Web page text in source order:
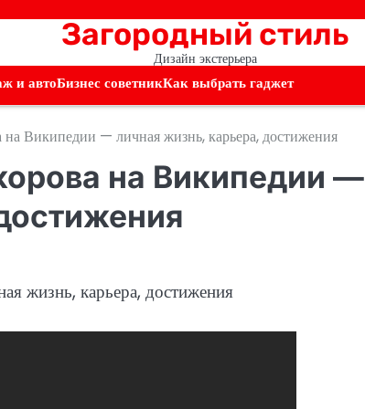
Загородный стиль
Дизайн экстерьера
и автоБизнес советникКак выбрать гаджет
Википедии — личная жизнь, карьера, достижения
на Википедии —